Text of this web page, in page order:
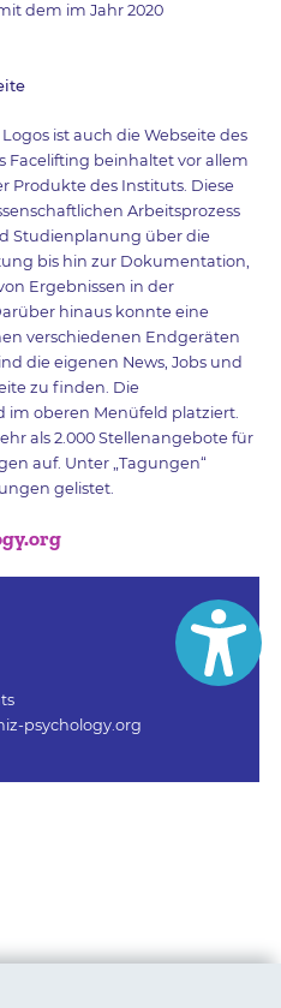
dem im Jahr 2020
ist auch die Webseite des
Facelifting beinhaltet vor allem
Produkte des Instituts. Diese
Arbeitsprozess
Studienplanung über die
bis hin zur Dokumentation,
Ergebnissen in der
hinaus konnte eine
verschiedenen Endgeräten
die eigenen News, Jobs und
zu finden. Die
im oberen Menüfeld platziert.
als 2.000 Stellenangebote für
auf. Unter „Tagungen“
gelistet.
psychology.org